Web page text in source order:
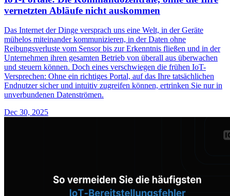
vernetzten Abläufe nicht auskommen
Das Internet der Dinge versprach uns eine Welt, in der Geräte
mühelos miteinander kommunizieren, in der Daten ohne
Reibungsverluste vom Sensor bis zur Erkenntnis fließen und in der
Unternehmen ihren gesamten Betrieb von überall aus überwachen
und steuern können. Doch eines verschwiegen die frühen IoT-
Versprechen: Ohne ein richtiges Portal, auf das Ihre tatsächlichen
Endnutzer sicher und intuitiv zugreifen können, ertrinken Sie nur in
unverbundenen Datenströmen.
Dec 30, 2025